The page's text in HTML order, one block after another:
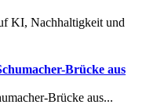
KI, Nachhaltigkeit und
Brücke aus
Brücke aus...